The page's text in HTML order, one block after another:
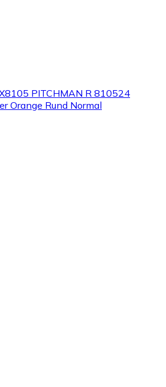
PITCHMAN R 810524
Orange Rund Normal